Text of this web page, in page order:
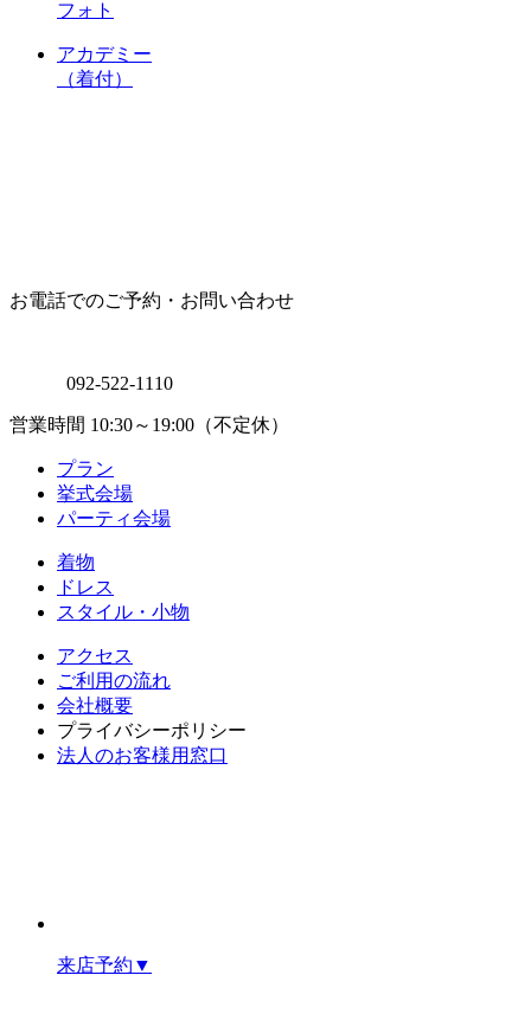
フォト
アカデミー
（着付）
お電話でのご予約・お問い合わせ
092-522-1110
営業時間 10:30～19:00（不定休）
プラン
挙式会場
パーティ会場
着物
ドレス
スタイル・小物
アクセス
ご利用の流れ
会社概要
プライバシーポリシー
法人のお客様用窓口
来店予約 ▼